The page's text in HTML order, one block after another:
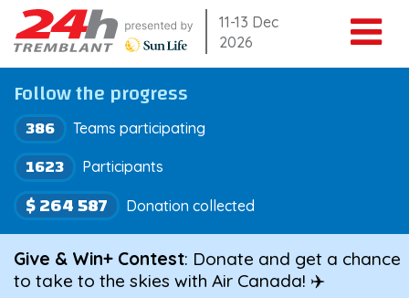
Skip
to
content
11-13 Dec
2026
Follow the progress
386 Teams participating
$ 264 587 Donation collected
1623 Participants
Give & Win+ Contest: Donate and get a chance
to take to the skies with Air Canada! ✈️